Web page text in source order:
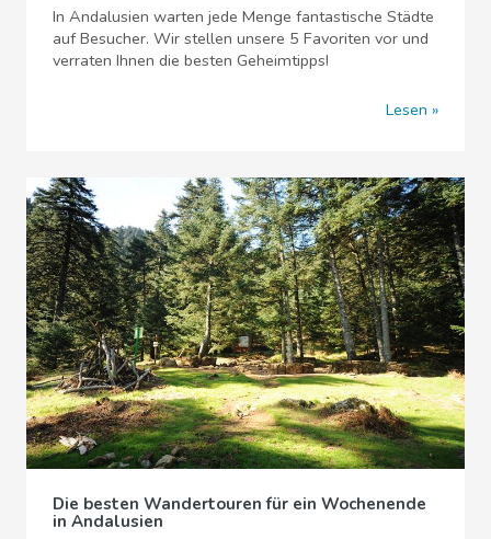
In Andalusien warten jede Menge fantastische Städte
auf Besucher. Wir stellen unsere 5 Favoriten vor und
verraten Ihnen die besten Geheimtipps!
Lesen
Die besten Wandertouren für ein Wochenende
in Andalusien